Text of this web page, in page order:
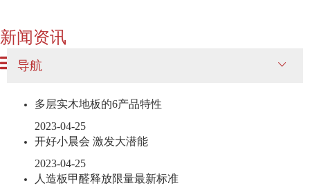
新闻资讯
导航
多层实木地板的6产品特性
2023-04-25
开好小晨会 激发大潜能
2023-04-25
人造板甲醛释放限量最新标准